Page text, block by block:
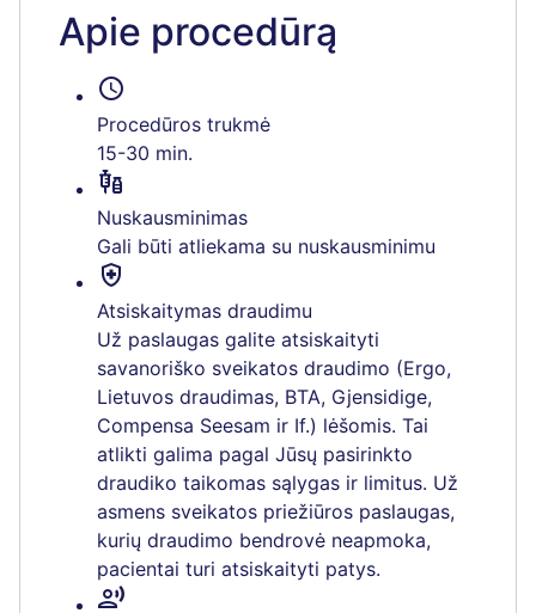
Apie procedūrą
schedule
Procedūros trukmė
15-30 min.
vaccines
Nuskausminimas
Gali būti atliekama su nuskausminimu
health_and_safety
Atsiskaitymas draudimu
Už paslaugas galite atsiskaityti
savanoriško sveikatos draudimo (Ergo,
Lietuvos draudimas, BTA, Gjensidige,
Compensa Seesam ir If.) lėšomis. Tai
atlikti galima pagal Jūsų pasirinkto
draudiko taikomas sąlygas ir limitus. Už
asmens sveikatos priežiūros paslaugas,
kurių draudimo bendrovė neapmoka,
pacientai turi atsiskaityti patys.
record_voice_over